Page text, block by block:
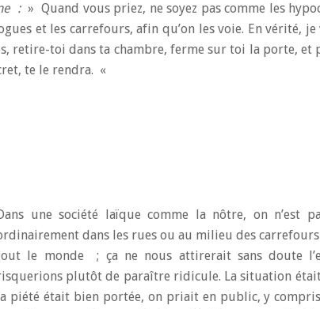
:» Quand vous priez, ne soyez pas comme les
et les carrefours, afin qu’on les voie. En vérité,
retire-toi dans ta chambre, ferme sur toi la porte, et
te le rendra. «
une société laïque comme la nôtre, on n’est
dans les rues ou au milieu des
le monde ; ça ne nous attirerait sans doute
plutôt de paraître ridicule. La situation
la piété était bien portée, on priait en public, y